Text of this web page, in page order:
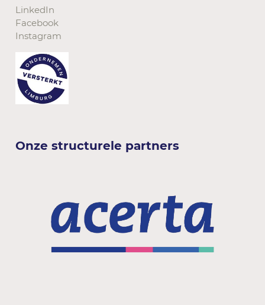
LinkedIn
Facebook
Instagram
Onze structurele partners